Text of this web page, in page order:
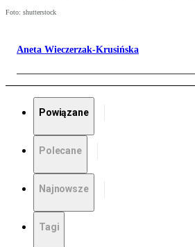
Foto: shutterstock
Aneta Wieczerzak-Krusińska
Powiązane
Polecane
Najnowsze
Tagi